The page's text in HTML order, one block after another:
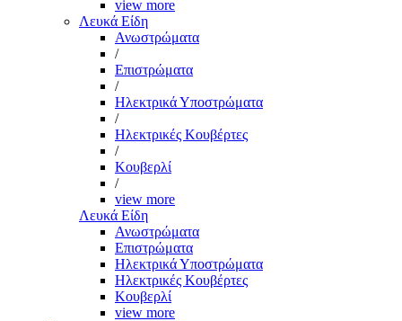
view more
Λευκά Είδη
Ανωστρώματα
/
Επιστρώματα
/
Ηλεκτρικά Υποστρώματα
/
Ηλεκτρικές Κουβέρτες
/
Κουβερλί
/
view more
Λευκά Είδη
Ανωστρώματα
Επιστρώματα
Ηλεκτρικά Υποστρώματα
Ηλεκτρικές Κουβέρτες
Κουβερλί
view more